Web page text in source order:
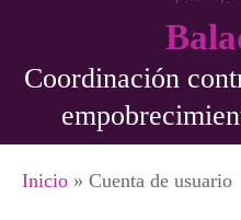
Coordinación
Se encuentra
Inicio » Cuenta de usuario